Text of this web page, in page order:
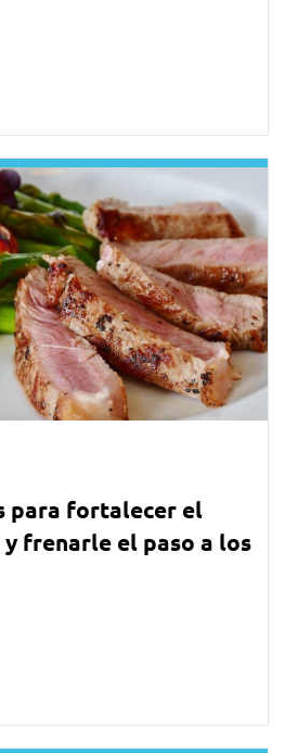
para fortalecer el
y frenarle el paso a los